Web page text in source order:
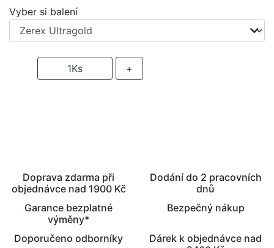
Vyber si balení
1Ks +
Doprava zdarma při
objednávce nad 1900 Kč
Dodání do 2 pracovních
dnů
Garance bezplatné
výměny*
Bezpečný nákup
Doporučeno odborníky
Dárek k objednávce nad